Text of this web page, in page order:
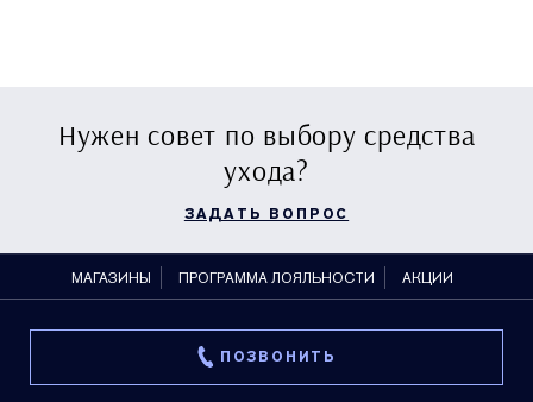
Нужен совет по выбору средства
ухода?
ЗАДАТЬ ВОПРОС
МАГАЗИНЫ ПРОГРАММА ЛОЯЛЬНОСТИ АКЦИИ
ПОЗВОНИТЬ